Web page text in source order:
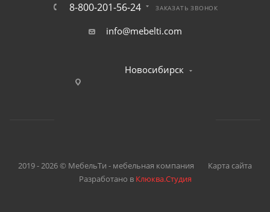
8-800-201-56-24 ЗАКАЗАТЬ ЗВОНОК
info@mebelti.com
Новосибирск
2019 - 2026 © МебельТи - мебельная компания
Карта сайта
Разработано в Клюква.Студия